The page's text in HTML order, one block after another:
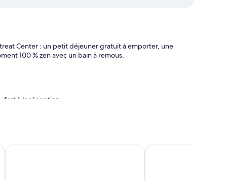
Center : un petit déjeuner gratuit à emporter, une
100 % zen avec un bain à remous.
fort à la réception
sont dotées de touches de confort comme une literie de
Maui Seaside Hotel Maui Coast Hotel